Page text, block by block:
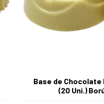
Base de Chocolate
(20 Uni.)